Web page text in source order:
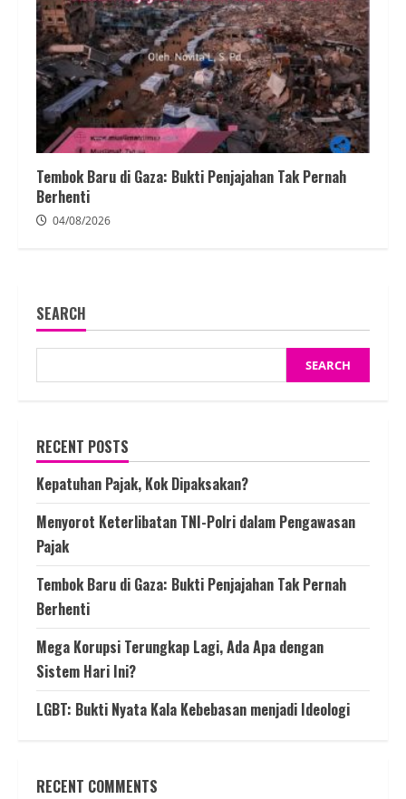
Tembok Baru di Gaza: Bukti Penjajahan Tak Pernah
Berhenti
04/08/2026
SEARCH
SEARCH
RECENT POSTS
Kepatuhan Pajak, Kok Dipaksakan?
Menyorot Keterlibatan TNI-Polri dalam Pengawasan
Pajak
Tembok Baru di Gaza: Bukti Penjajahan Tak Pernah
Berhenti
Mega Korupsi Terungkap Lagi, Ada Apa dengan
Sistem Hari Ini?
LGBT: Bukti Nyata Kala Kebebasan menjadi Ideologi
RECENT COMMENTS